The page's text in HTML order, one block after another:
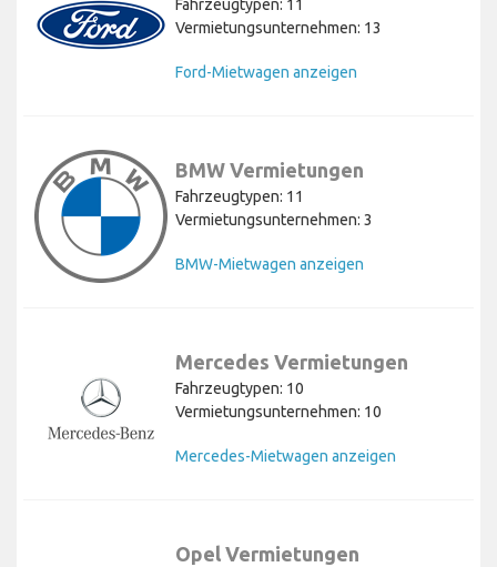
Fahrzeugtypen: 11
Vermietungsunternehmen: 13
Ford-Mietwagen anzeigen
BMW Vermietungen
Fahrzeugtypen: 11
Vermietungsunternehmen: 3
BMW-Mietwagen anzeigen
Mercedes Vermietungen
Fahrzeugtypen: 10
Vermietungsunternehmen: 10
Mercedes-Mietwagen anzeigen
Opel Vermietungen